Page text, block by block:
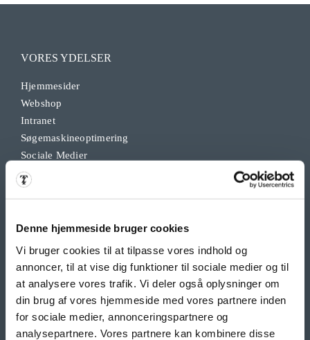
Denne hjemmeside bruger cookies
Vi bruger cookies til at tilpasse vores indhold og
annoncer, til at vise dig funktioner til sociale medier og til
at analysere vores trafik. Vi deler også oplysninger om
din brug af vores hjemmeside med vores partnere inden
for sociale medier, annonceringspartnere og
analysepartnere. Vores partnere kan kombinere disse
VORES YDELSER
Hjemmesider
Webshop
Intranet
Søgemaskineoptimering
Sociale Medier
Google Ads & Analytics
Remarketing
Opdateringsservice
Klippekort
BANNER PRODUKTER
Indoor bannere